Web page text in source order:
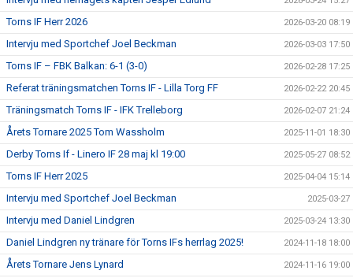
Torns IF Herr 2026 2026-03-20 08:19
Intervju med Sportchef Joel Beckman 2026-03-03 17:50
Torns IF – FBK Balkan: 6-1 (3-0) 2026-02-28 17:25
Referat träningsmatchen Torns IF - Lilla Torg FF 2026-02-22 20:45
Träningsmatch Torns IF - IFK Trelleborg 2026-02-07 21:24
Årets Tornare 2025 Tom Wassholm 2025-11-01 18:30
Derby Torns If - Linero IF 28 maj kl 19:00 2025-05-27 08:52
Torns IF Herr 2025 2025-04-04 15:14
Intervju med Sportchef Joel Beckman 2025-03-27
Intervju med Daniel Lindgren 2025-03-24 13:30
Daniel Lindgren ny tränare för Torns IFs herrlag 2025! 2024-11-18 18:00
Årets Tornare Jens Lynard 2024-11-16 19:00